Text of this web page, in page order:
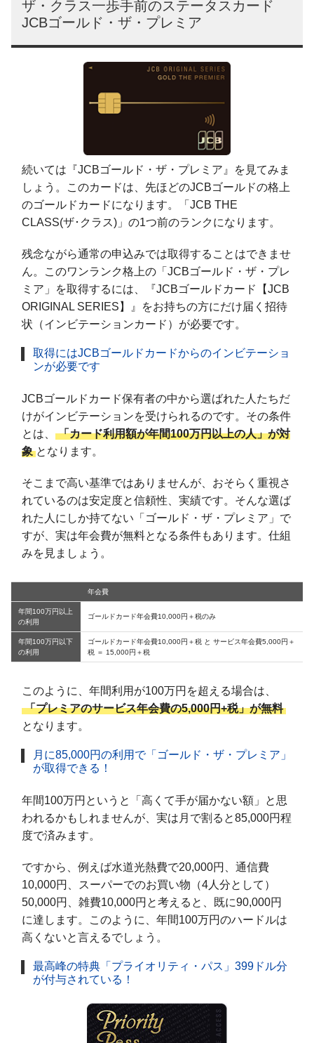
ザ・クラス一歩手前のステータスカード
JCBゴールド・ザ・プレミア
続いては『JCBゴールド・ザ・プレミア』を見てみま
しょう。このカードは、先ほどのJCBゴールドの格上
のゴールドカードになります。「JCB THE
CLASS(ザ･クラス)」の1つ前のランクになります。
残念ながら通常の申込みでは取得することはできませ
ん。このワンランク格上の「JCBゴールド・ザ・プレ
ミア」を取得するには、『JCBゴールドカード【JCB
ORIGINAL SERIES】』をお持ちの方にだけ届く招待
状（インビテーションカード）が必要です。
取得にはJCBゴールドカードからのインビテーショ
ンが必要です
JCBゴールドカード保有者の中から選ばれた人たちだ
けがインビテーションを受けられるのです。その条件
とは、 「カード利用額が年間100万円以上の人」が対
象 となります。
そこまで高い基準ではありませんが、おそらく重視さ
れているのは安定度と信頼性、実績です。そんな選ば
れた人にしか持てない「ゴールド・ザ・プレミア」で
すが、実は年会費が無料となる条件もあります。仕組
みを見ましょう。
年会費
年間100万円以上
の利用
ゴールドカード年会費10,000円＋税のみ
年間100万円以下
の利用
ゴールドカード年会費10,000円＋税 と サービス年会費5,000円＋
税 ＝ 15,000円＋税
このように、年間利用が100万円を超える場合は、
「プレミアのサービス年会費の5,000円+税」が無料
となります。
月に85,000円の利用で「ゴールド・ザ・プレミア」
が取得できる！
年間100万円というと「高くて手が届かない額」と思
われるかもしれませんが、実は月で割ると85,000円程
度で済みます。
ですから、例えば水道光熱費で20,000円、通信費
10,000円、スーパーでのお買い物（4人分として）
50,000円、雑費10,000円と考えると、既に90,000円
に達します。このように、年間100万円のハードルは
高くないと言えるでしょう。
最高峰の特典「プライオリティ・パス」399ドル分
が付与されている！